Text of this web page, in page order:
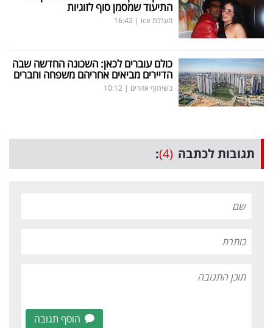
התיעוד שמסמן סוף לזוגיות
מערכת ice |
16:42
כולם עוברים לכאן: השכונה החדשה שבה
הדיירים מביאים אחריהם משפחה וחברים
בשיתוף אזורים |
10:12
תגובות לכתבה (4)
:
הוסף תגובה